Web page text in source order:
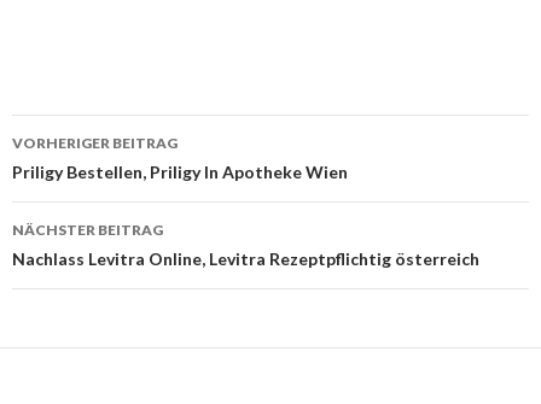
Beitrags-
Navigation
VORHERIGER BEITRAG
Priligy Bestellen, Priligy In Apotheke Wien
NÄCHSTER BEITRAG
Nachlass Levitra Online, Levitra Rezeptpflichtig österreich